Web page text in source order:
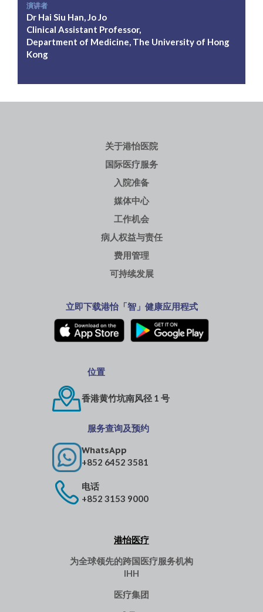
演讲者
Dr Hai Siu Han, Jo Jo
Clinical Assistant Professor,
Department of Medicine, The University of Hong
Kong
关于港怡医院
国际医疗服务
入院准备
媒体中心
工作机会
病人权益与责任
费用管理
可持续发展
立即下载港怡「智」健康应用程式
位置
香港黄竹坑南风径 1 号
服务查询及预约
WhatsApp
+852 6452 3581
电话
+852 3153 9000
港怡医疗
为全球领先的跨国医疗服务机构
IHH
医疗集团